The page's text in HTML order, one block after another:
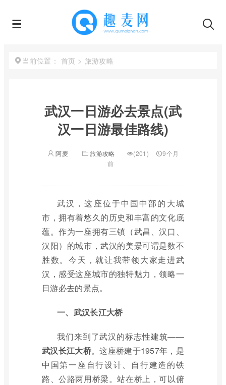
当前位置： 首页 > 旅游攻略
武汉一日游必去景点(武
汉一日游最佳路线)
阿麦 旅游攻略 (201)
9个月
前
武汉，这座位于中国中部的大城
市，拥有着悠久的历史和丰富的文化底
蕴。作为一座拥有三镇（武昌、汉口、
汉阳）的城市，武汉的美景可谓是数不
胜数。今天，就让我带领大家走进武
汉，感受这座城市的独特魅力，领略一
日游必去的景点。
一、武汉长江大桥
我们来到了武汉的标志性建筑——
武汉长江大桥。这座桥建于1957年，是
中国第一座自行设计、自行建造的铁
路、公路两用桥梁。站在桥上，可以俯